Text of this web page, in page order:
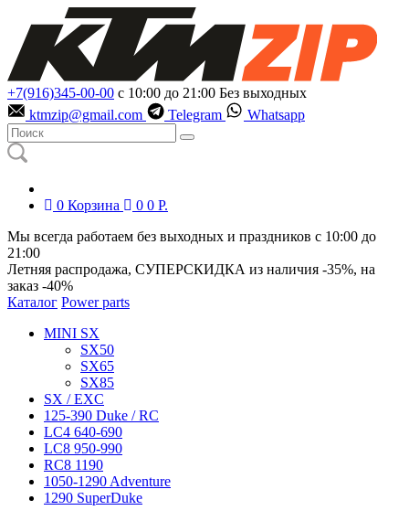
+7(916)345-00-00 с 10:00 до 21:00 Без выходных
ktmzip@gmail.com
Telegram Whatsapp
0 Корзина 0 0 Р.
Мы всегда работаем без выходных и праздников с 10:00 до
21:00
Летняя распродажа, СУПЕРСКИДКА из наличия -35%, на
заказ -40%
Каталог Power parts
MINI SX
SX50
SX65
SX85
SX / EXC
125-390 Duke / RC
LC4 640-690
LC8 950-990
RC8 1190
1050-1290 Adventure
1290 SuperDuke